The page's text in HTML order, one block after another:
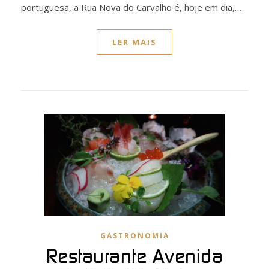
portuguesa, a Rua Nova do Carvalho é, hoje em dia,…
LER MAIS
GASTRONOMIA
Restaurante Avenida